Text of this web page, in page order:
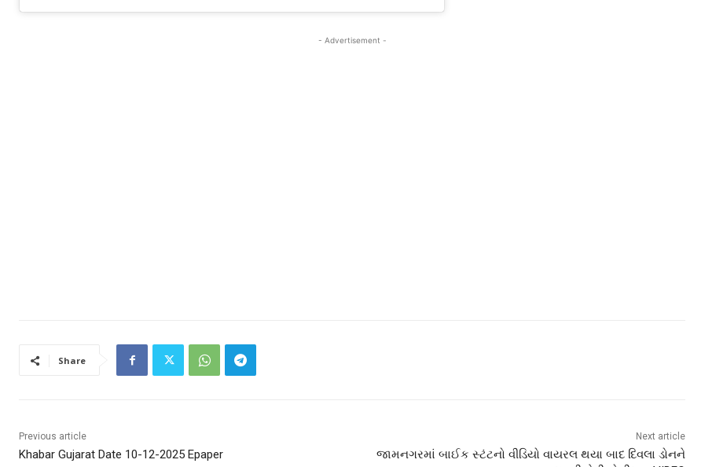
- Advertisement -
Share
Previous article
Khabar Gujarat Date 10-12-2025 Epaper
Next article
જામનગરમાં બાઈક સ્ટંટનો વીડિયો વાયરલ થયા બાદ દિવલા ડોનને